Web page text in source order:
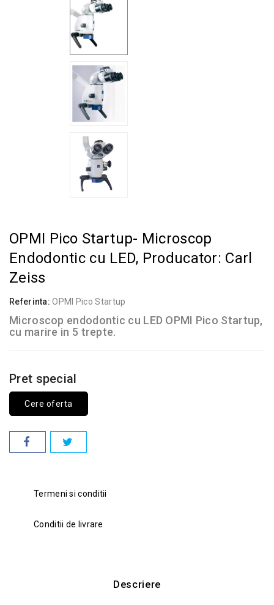
OPMI Pico Startup- Microscop
Endodontic cu LED, Producator: Carl
Zeiss
Referinta: OPMI Pico Startup
Microscop endodontic cu LED OPMI Pico Startup,
cu marire in 5 trepte.
Pret special
Cere oferta
Termeni si conditii
Conditii de livrare
Descriere